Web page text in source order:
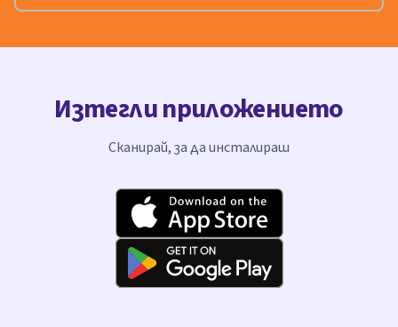
Изтегли приложението
Сканирай, за да инсталираш